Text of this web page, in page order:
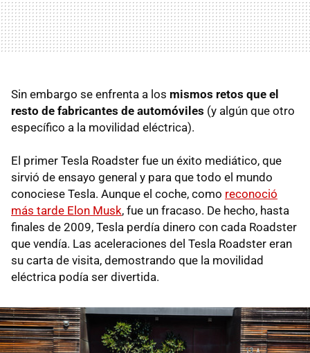
Sin embargo se enfrenta a los mismos retos que el
resto de fabricantes de automóviles (y algún que otro
específico a la movilidad eléctrica).
El primer Tesla Roadster fue un éxito mediático, que
sirvió de ensayo general y para que todo el mundo
conociese Tesla. Aunque el coche, como reconoció
más tarde Elon Musk, fue un fracaso. De hecho, hasta
finales de 2009, Tesla perdía dinero con cada Roadster
que vendía. Las aceleraciones del Tesla Roadster eran
su carta de visita, demostrando que la movilidad
eléctrica podía ser divertida.